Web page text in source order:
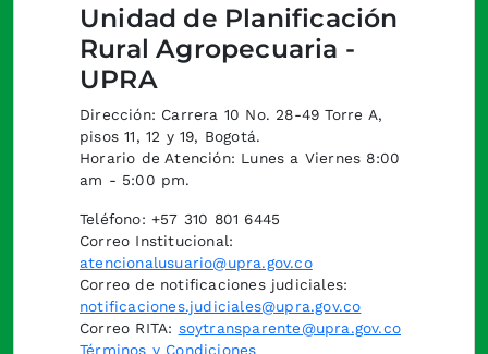
Unidad de Planificación
Rural Agropecuaria -
UPRA
Dirección: Carrera 10 No. 28-49 Torre A,
pisos 11, 12 y 19, Bogotá.
Horario de Atención: Lunes a Viernes 8:00
am - 5:00 pm.
Teléfono: +57 310 801 6445
Correo Institucional:
atencionalusuario@upra.gov.co
Correo de notificaciones judiciales:
notificaciones.judiciales@upra.gov.co
Correo RITA: soytransparente@upra.gov.co
Términos y Condiciones